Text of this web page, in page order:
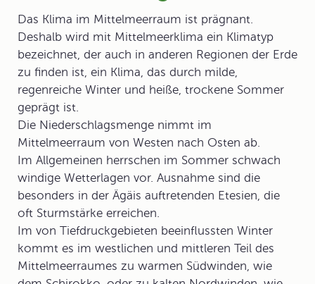
Das Klima im Mittelmeerraum ist prägnant.
Deshalb wird mit Mittelmeerklima ein Klimatyp
bezeichnet, der auch in anderen Regionen der Erde
zu finden ist, ein Klima, das durch milde,
regenreiche Winter und heiße, trockene Sommer
geprägt ist.
Die Niederschlagsmenge nimmt im
Mittelmeerraum von Westen nach Osten ab.
Im Allgemeinen herrschen im Sommer schwach
windige Wetterlagen vor. Ausnahme sind die
besonders in der Ägäis auftretenden Etesien, die
oft Sturmstärke erreichen.
Im von Tiefdruckgebieten beeinflussten Winter
kommt es im westlichen und mittleren Teil des
Mittelmeerraumes zu warmen Südwinden, wie